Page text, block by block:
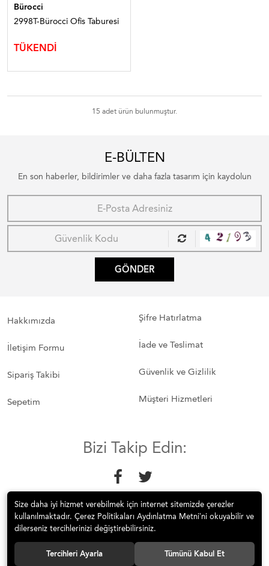
Bürocci
2998T-Bürocci Ofis Taburesi
TÜKENDİ
15 adet ürün bulunmuştur.
E-BÜLTEN
En son haberler, bildirimler ve daha fazla tasarım için kaydolun
GÖNDER
Hakkımızda
İletişim Formu
Sipariş Takibi
Sepetim
Şifre Hatırlatma
İade ve Teslimat
Güvenlik ve Gizlilik
Müşteri Hizmetleri
Bizi Takip Edin:
© 2018 Mobilyakeyfi İnternet Teknolojileri Mobilya Sanayi İç ve Dış
Tic.Ltd.Şti. Tüm hakları saklıdır.
Size daha iyi hizmet verebilmek için internet sitemizde çerezler
kullanılmaktadır. Çerez Politikaları Aydınlatma Metni’ni okuyabilir ve
dilerseniz tercihlerinizi değiştirebilirsiniz.
Tercihleri Ayarla Tümünü Kabul Et